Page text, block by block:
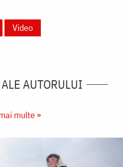
Video
AUTORULUI
multe »